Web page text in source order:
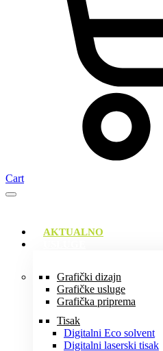
Cart
AKTUALNO
Grafički dizajn
Grafičke usluge
Grafička priprema
Tisak
Digitalni Eco solvent
Digitalni laserski tisak